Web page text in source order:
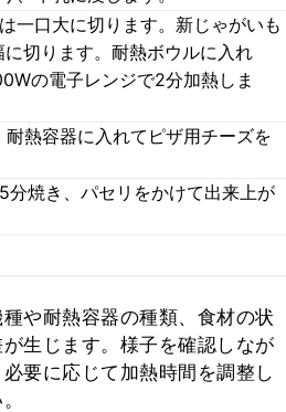
一口大に切ります。新じゃがいも
切ります。耐熱ボウルに入れ
の電子レンジで2分加熱しま
耐熱容器に入れてピザ用チーズを
分焼き、パセリをかけて出来上が
や耐熱容器の種類、食材の状
生じます。様子を確認しなが
要に応じて加熱時間を調整し